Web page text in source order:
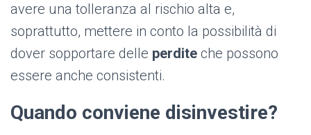
avere una tolleranza al rischio alta e,
soprattutto, mettere in conto la possibilità di
dover sopportare delle perdite che possono
essere anche consistenti.
Quando conviene disinvestire?